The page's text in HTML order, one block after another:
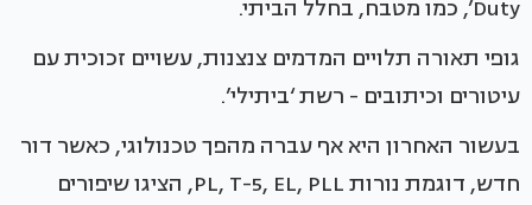
Duty’, כמו מטבח, בחלל הביתי.
גופי תאורה תלויים המדמים צנצנות, עשויים זכוכית עם
עיטורים וכיתובים - רשת ‘ביתילי’.
בעשור האחרון היא אף עברה מהפך טכנולוגי, כאשר דור
חדש, דוגמת נורות PL, T-5, EL, PLL, הציגו שיפורים